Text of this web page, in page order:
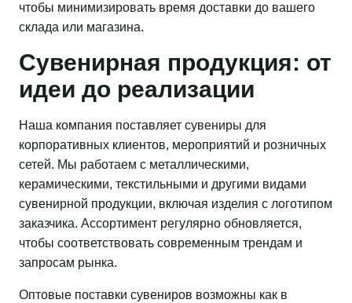
чтобы минимизировать время доставки до вашего
склада или магазина.
Сувенирная продукция: от
идеи до реализации
Наша компания поставляет сувениры для
корпоративных клиентов, мероприятий и розничных
сетей. Мы работаем с металлическими,
керамическими, текстильными и другими видами
сувенирной продукции, включая изделия с логотипом
заказчика. Ассортимент регулярно обновляется,
чтобы соответствовать современным трендам и
запросам рынка.
Оптовые поставки сувениров возможны как в